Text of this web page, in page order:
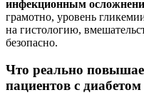
инфекционным
грамотно, уровень
на гистологию,
безопасно.
Что реально
пациентов с диабетом